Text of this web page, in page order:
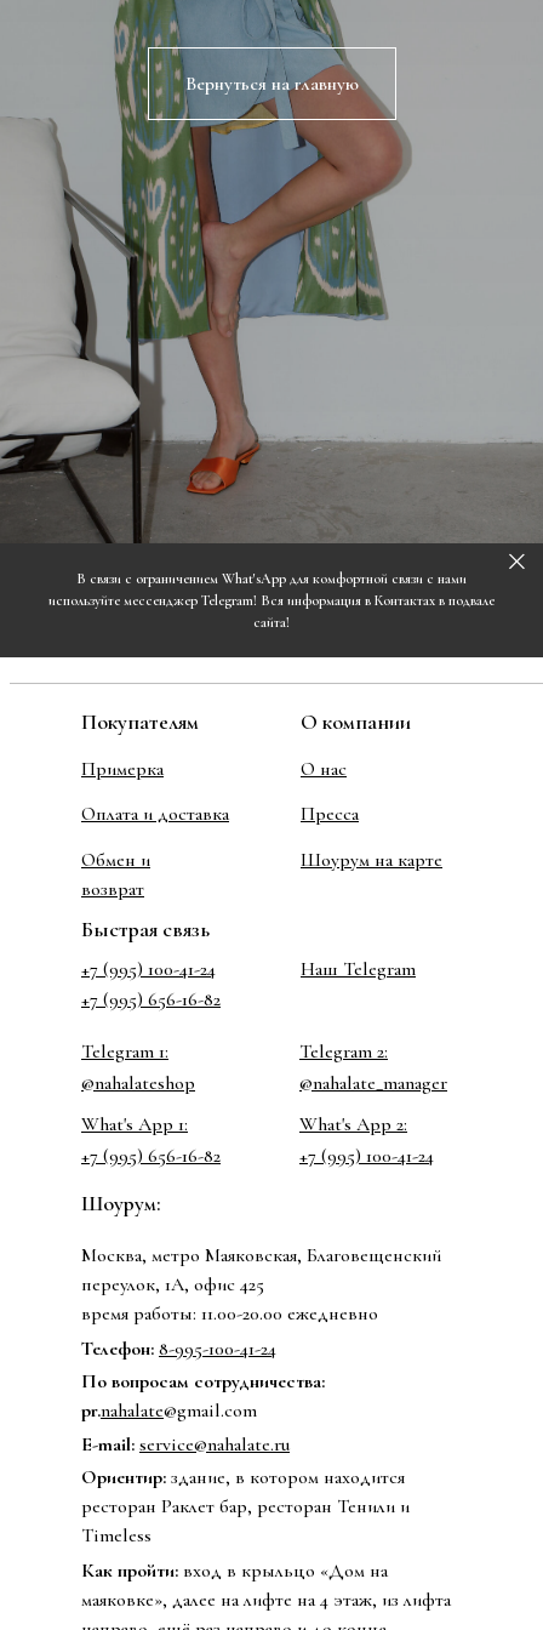
Вернуться на главную
В связи с ограничением What'sApp для комфортной связи с нами
используйте мессенджер Telegram! Вся информация в Контактах в подвале
сайта!
Примерка
О нас
Оплата и доставка
Обмен и
возврат
Покупателям О компании
Пресса
Ориентир: здание, в котором находится
ресторан Раклет бар, ресторан Тенили и
Timeless
Шоурум:
Москва, метро Маяковская, Благовещенский
переулок, 1А, офис 425
время работы: 11.00-20.00 ежедневно
Шоурум на карте
Как пройти: вход в крыльцо «Дом на
маяковке», далее на лифте на 4 этаж, из лифта
Телефон: 8-995-100-41-24
E-mail: service@nahalate.ru
Быстрая связь
По вопросам сотрудничества:
pr.nahalate@gmail.com
+7 (995) 100-41-24
Telegram 1:
Наш Telegram
@nahalate_manager
Telegram 2:
@nahalateshop
What's App 1:
+7 (995) 100-41-24
What's App 2:
+7 (995) 656-16-82
+7 (995) 656-16-82